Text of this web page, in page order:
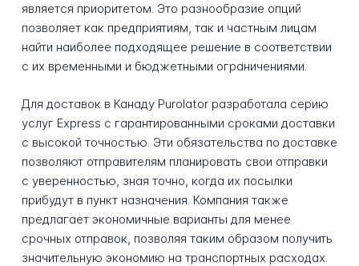
является приоритетом. Это разнообразие опций
позволяет как предприятиям, так и частным лицам
найти наиболее подходящее решение в соответствии
с их временными и бюджетными ограничениями.
Для доставок в Канаду Purolator разработала серию
услуг Express с гарантированными сроками доставки
с высокой точностью. Эти обязательства по доставке
позволяют отправителям планировать свои отправки
с уверенностью, зная точно, когда их посылки
прибудут в пункт назначения. Компания также
предлагает экономичные варианты для менее
срочных отправок, позволяя таким образом получить
значительную экономию на транспортных расходах.